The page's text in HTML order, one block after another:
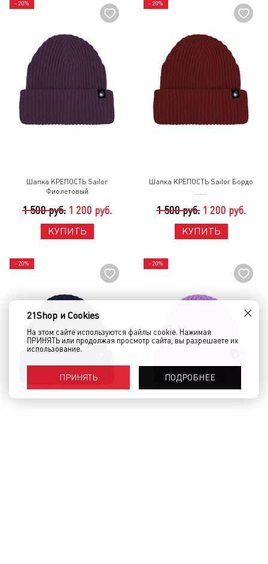
- 20%
Шапка КРЕПОСТЬ Sailor
Фиолетовый
1 500 руб. 1 200 руб.
КУПИТЬ
- 20%
Шапка КРЕПОСТЬ Sailor Бордо
1 500 руб. 1 200 руб.
КУПИТЬ
- 20% - 20%
21Shop и Cookies
На этом сайте используются файлы cookie. Нажимая
ПРИНЯТЬ или продолжая просмотр сайта, вы разрешаете их
использование.
ПРИНЯТЬ ПОДРОБНЕЕ
×